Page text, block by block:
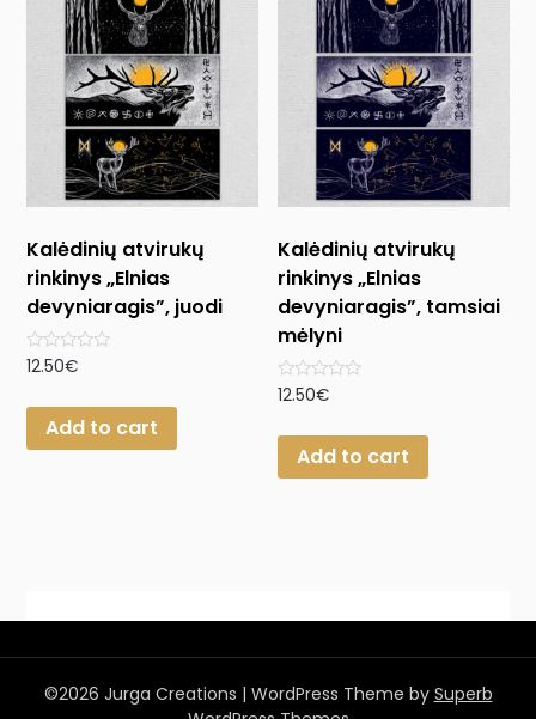
Kalėdinių atvirukų
rinkinys „Elnias
devyniaragis”, juodi
Rated
of
12.50€
Add to cart
Kalėdinių atvirukų
rinkinys „Elnias
devyniaragis”, tamsiai
mėlyni
Rated
of
12.50€
Add to cart
©2026 Jurga Creations | WordPress Theme by Superb